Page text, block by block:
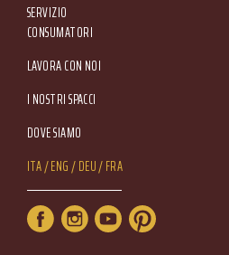
SERVIZIO
CONSUMATORI
LAVORA CON NOI
I NOSTRI SPACCI
DOVE SIAMO
Lang Menu
ITA ENG DEU FRA